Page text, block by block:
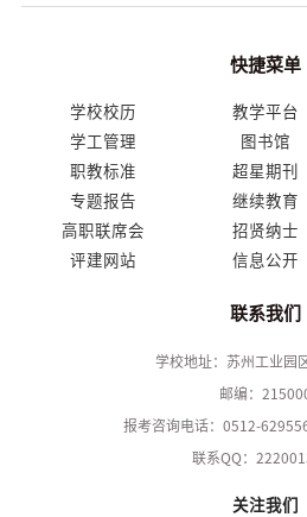
快捷菜单
学校校历 教学平台
学工管理
图书馆
职教标准
超星期刊
专题报告
继续教育
高职联席会
招贤纳士
评建网站
信息公开
联系我们
学校地址：苏州工业园
邮编：
报考咨询电话：0512-
联系QQ：
关注我们